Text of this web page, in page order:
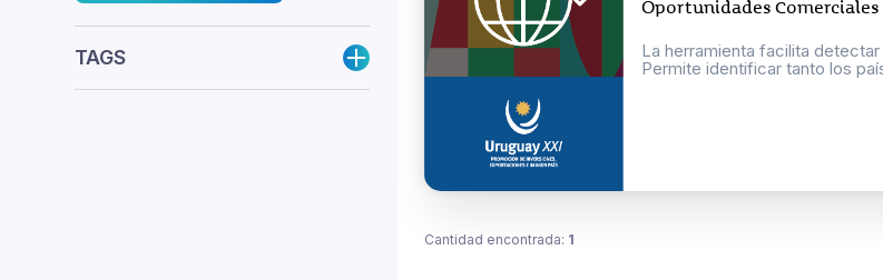
TAGS
Oportunidades Comerciales
La herramienta facilita
Permite identificar tanto los
Cantidad encontrada: 1